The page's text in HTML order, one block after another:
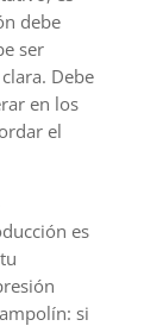
debe
ser
Debe
en los
el
es
si